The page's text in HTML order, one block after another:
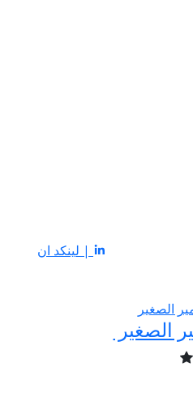
| لينكد ان
الصغير